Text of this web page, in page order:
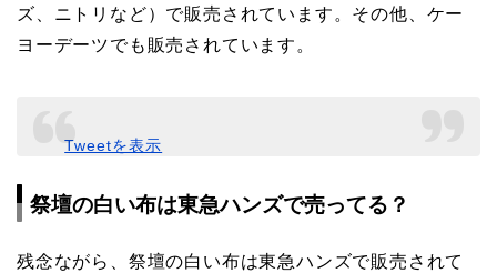
ズ、ニトリなど）で販売されています。その他、ケー
ヨーデーツでも販売されています。
Tweetを表示
祭壇の白い布は東急ハンズで売ってる？
残念ながら、祭壇の白い布は東急ハンズで販売されて